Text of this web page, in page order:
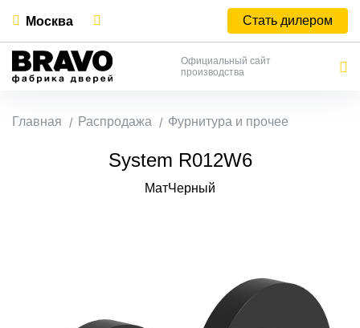
Москва Стать дилером
Официальный сайт
производства
Главная Распродажа Фурнитура и прочее
System R012W6
МатЧерный